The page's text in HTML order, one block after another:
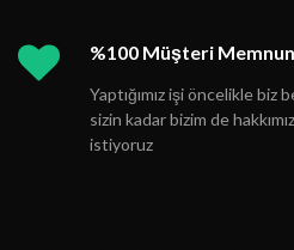
%100 Müşteri
Yaptığımız işi öncelikle
sizin kadar bizim de
istiyoruz